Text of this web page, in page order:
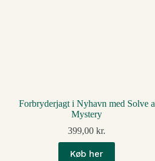
Forbryderjagt i Nyhavn med Solve a
Mystery
399,00kr.
Køb her